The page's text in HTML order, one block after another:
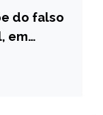
do falso
em